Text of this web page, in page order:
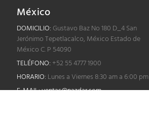
México
DOMICILIO:Gustavo Baz No 180 D_4 San
Jerónimo Tepetlacalco, México Estado de
México C. P 54090
TELÉFONO: +52 55 4777 1900
HORARIO: Lunes a Viernes 8:30 am a 6:00 pm
E-MAIL:ventas@nazdar.com